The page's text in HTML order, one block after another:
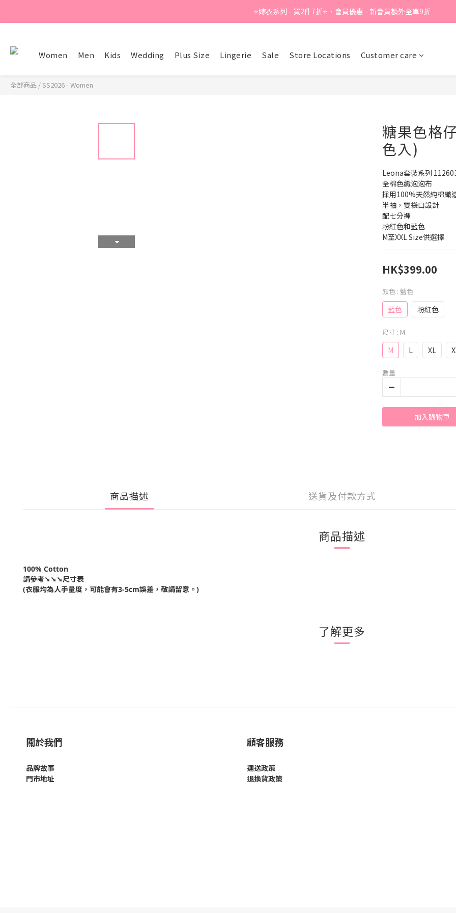
Summer Sale - 精選睡衣買2件折❤️
⭐嫁衣系列 - 買2件7折⭐、會員優惠 - 新會員額外全單9折
Women Men Kids Wedding Plus Size Lingerie Sale Store Locations Customer care
全部商品 /SS2026 - Women
糖果色格
色入)
Leona套裝系列
全棉色織泡泡布
採用100%天然純棉織
半袖，雙袋口設計
配七分褲
粉紅色和藍色
M至XXL Size供選擇
HK$399.00
顏色 : 藍色
藍色 粉紅色
尺寸 : M
M L XL
數量
加入購物車
商品描述 送貨及付款方式
商品描述
100% Cotton
請參考➘➘➘尺寸表
(衣服均為人手量度，可能會有3-5cm誤差，敬請留意。)
了解更多
關於我們
品牌故事
門市地址
顧客服務
運送政策
退換貨政策